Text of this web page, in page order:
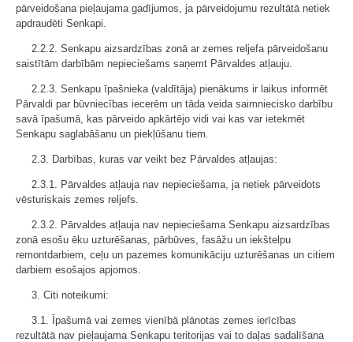
pārveidošana pieļaujama gadījumos, ja pārveidojumu rezultātā netiek
apdraudēti Senkapi.
2.2.2. Senkapu aizsardzības zonā ar zemes reljefa pārveidošanu
saistītām darbībām nepieciešams saņemt Pārvaldes atļauju.
2.2.3. Senkapu īpašnieka (valdītāja) pienākums ir laikus informēt
Pārvaldi par būvniecības iecerēm un tāda veida saimniecisko darbību
savā īpašumā, kas pārveido apkārtējo vidi vai kas var ietekmēt
Senkapu saglabāšanu un piekļūšanu tiem.
2.3. Darbības, kuras var veikt bez Pārvaldes atļaujas:
2.3.1. Pārvaldes atļauja nav nepieciešama, ja netiek pārveidots
vēsturiskais zemes reljefs.
2.3.2. Pārvaldes atļauja nav nepieciešama Senkapu aizsardzības
zonā esošu ēku uzturēšanas, pārbūves, fasāžu un iekštelpu
remontdarbiem, ceļu un pazemes komunikāciju uzturēšanas un citiem
darbiem esošajos apjomos.
3. Citi noteikumi:
3.1. Īpašumā vai zemes vienībā plānotas zemes ierīcības
rezultātā nav pieļaujama Senkapu teritorijas vai to daļas sadalīšana